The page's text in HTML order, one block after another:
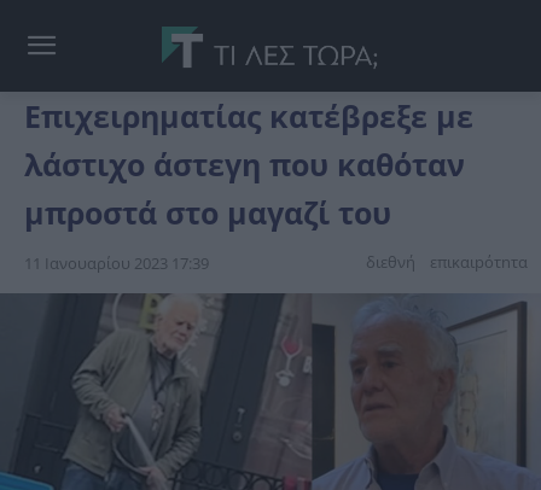
Επιχειρηματίας κατέβρεξε με
λάστιχο άστεγη που καθόταν
μπροστά στο μαγαζί του
11 Ιανουαρίου 2023 17:39 διεθνή επικαιpότnτα